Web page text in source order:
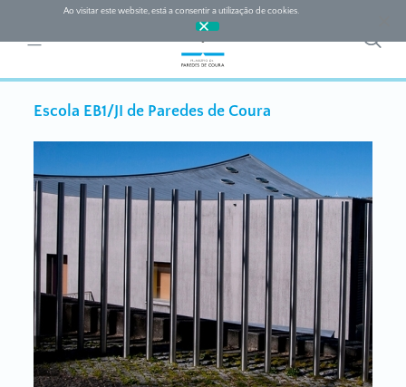
Escola EB1/JI de Paredes de Coura
Ao visitar este website, está a consentir a utilização de cookies.
Ok